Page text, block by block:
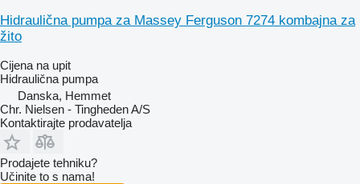
Hidraulična pumpa za Massey Ferguson 7274 kombajna za
žito
Cijena na upit
Hidraulična pumpa
Danska, Hemmet
Chr. Nielsen - Tingheden A/S
Kontaktirajte prodavatelja
Prodajete tehniku?
Učinite to s nama!